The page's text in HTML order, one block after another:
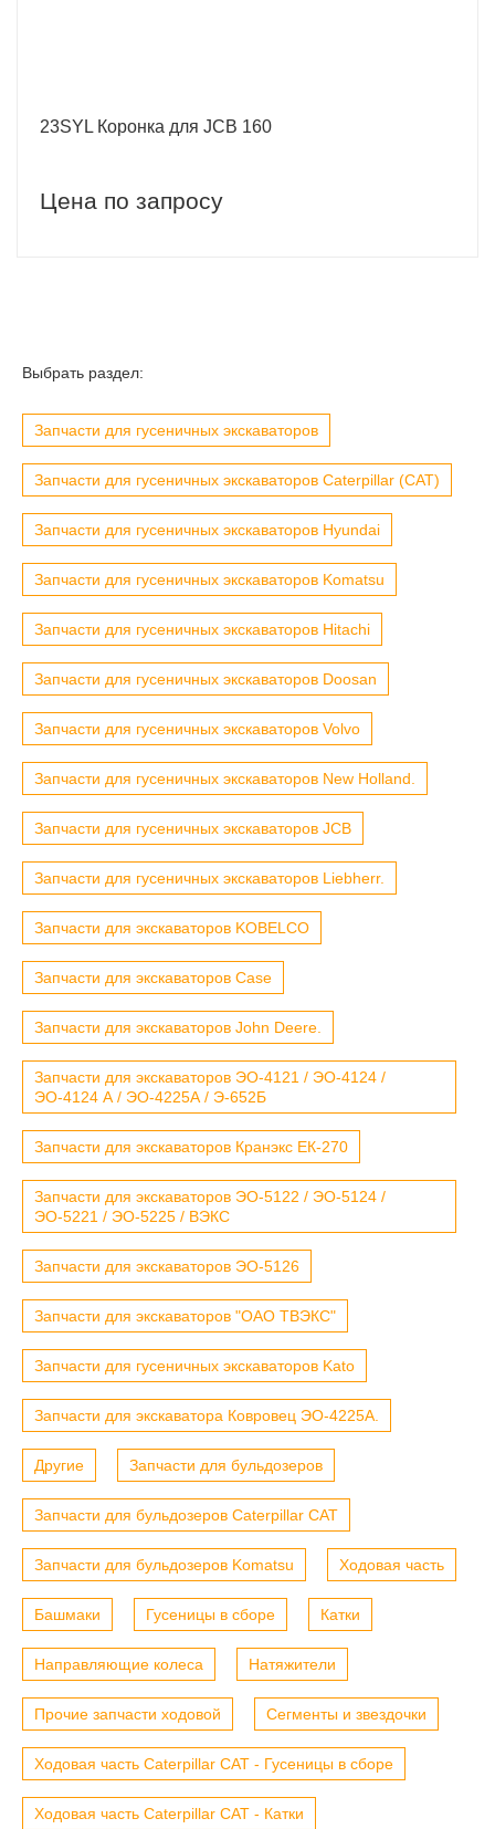
23SYL Коронка для JCB 160
Цена по запросу
Выбрать раздел:
Запчасти для гусеничных экскаваторов
Запчасти для гусеничных экскаваторов Caterpillar (CAT)
Запчасти для гусеничных экскаваторов Hyundai
Запчасти для гусеничных экскаваторов Komatsu
Запчасти для гусеничных экскаваторов Hitachi
Запчасти для гусеничных экскаваторов Doosan
Запчасти для гусеничных экскаваторов Volvo
Запчасти для гусеничных экскаваторов New Holland.
Запчасти для гусеничных экскаваторов JCB
Запчасти для гусеничных экскаваторов Liebherr.
Запчасти для экскаваторов KOBELCO
Запчасти для экскаваторов Case
Запчасти для экскаваторов John Deere.
Запчасти для экскаваторов ЭО-4121 / ЭО-4124 /
ЭО-4124 А / ЭО-4225А / Э-652Б
Запчасти для экскаваторов Кранэкс ЕК-270
Запчасти для экскаваторов ЭО-5122 / ЭО-5124 /
ЭО-5221 / ЭО-5225 / ВЭКС
Запчасти для экскаваторов ЭО-5126
Запчасти для экскаваторов "ОАО ТВЭКС"
Запчасти для гусеничных экскаваторов Kato
Запчасти для экскаватора Ковровец ЭО-4225А.
Другие Запчасти для бульдозеров
Запчасти для бульдозеров Caterpillar CAT
Запчасти для бульдозеров Komatsu Ходовая часть
Башмаки Гусеницы в сборе Катки
Направляющие колеса Натяжители
Прочие запчасти ходовой Сегменты и звездочки
Ходовая часть Caterpillar CAT - Гусеницы в сборе
Ходовая часть Caterpillar CAT - Катки